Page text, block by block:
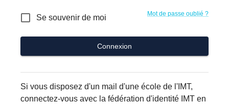
Se souvenir de moi Mot de passe oublié ?
Connexion
Si vous disposez d'un mail d'une école de l'IMT,
connectez-vous avec la fédération d'identité IMT en